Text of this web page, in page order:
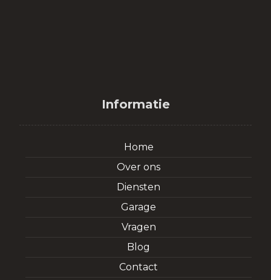
Informatie
Home
Over ons
Diensten
Garage
Vragen
Blog
Contact